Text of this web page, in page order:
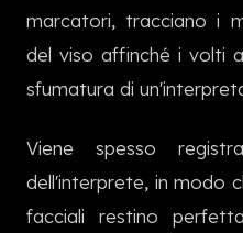
marcatori, tracciano i
del viso affinché i volti
sfumatura di
Viene spesso
dell'interprete, in modo
facciali restino